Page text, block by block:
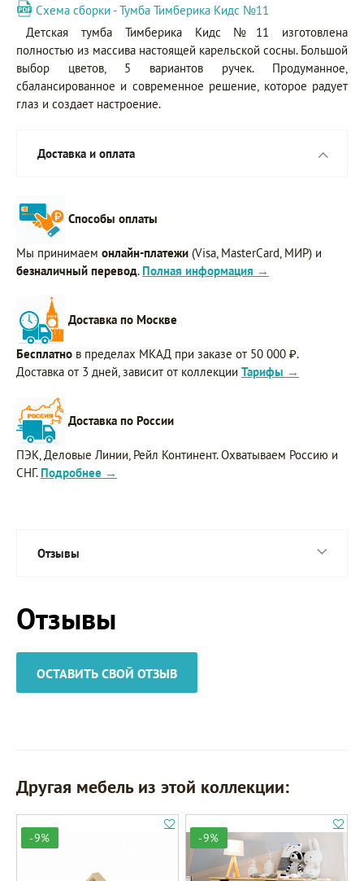
Схема сборки - Тумба Тимберика Кидс №11
Детская тумба Тимберика Кидс №11 изготовлена
полностью из массива настоящей карельской сосны. Большой
выбор цветов, 5 вариантов ручек. Продуманное,
сбалансированное и современное решение, которое радует
глаз и создает настроение.
Доставка и оплата
Способы оплаты
Мы принимаем онлайн-платежи (Visa, MasterCard, МИР) и
безналичный перевод. Полная информация →
Доставка по Москве
Бесплатно в пределах МКАД при заказе от 50 000 ₽.
Доставка от 3 дней, зависит от коллекции Тарифы →
Доставка по России
ПЭК, Деловые Линии, Рейл Континент. Охватываем Россию и
СНГ. Подробнее →
Отзывы
Отзывы
ОСТАВИТЬ СВОЙ ОТЗЫВ
Другая мебель из этой коллекции:
-9% -9%